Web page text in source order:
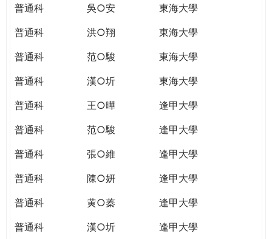
普通科
吳○安
東海大學
普通科
洪○翔
東海大學
普通科
范○駿
東海大學
普通科
漢○圻
東海大學
普通科
王○曄
逢甲大學
普通科
范○駿
逢甲大學
普通科
張○維
逢甲大學
普通科
陳○妍
逢甲大學
普通科
黄○蓁
逢甲大學
普通科
漢○圻
逢甲大學